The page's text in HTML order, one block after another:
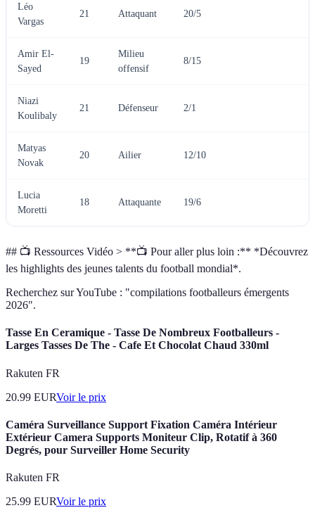
Léo
Vargas
21 Attaquant 20/5
Amir El-
Sayed
19
Milieu
offensif
8/15
Niazi
Koulibaly
21 Défenseur 2/1
Matyas
Novak
20 Ailier 12/10
Lucia
Moretti
18 Attaquante 19/6
## 📺 Ressources Vidéo > **📺 Pour aller plus loin :** *Découvrez
les highlights des jeunes talents du football mondial*.
Recherchez sur YouTube : "compilations footballeurs émergents
2026".
Tasse En Ceramique - Tasse De Nombreux Footballeurs -
Larges Tasses De The - Cafe Et Chocolat Chaud 330ml
Rakuten FR
20.99 EURVoir le prix
Caméra Surveillance Support Fixation Caméra Intérieur
Extérieur Camera Supports Moniteur Clip, Rotatif à 360
Degrés, pour Surveiller Home Security
Rakuten FR
25.99 EURVoir le prix